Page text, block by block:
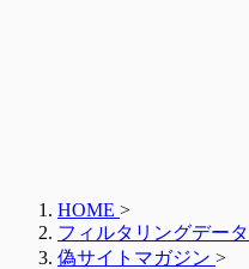
HOME >
フィルタリングデータ
偽サイトマガジン >